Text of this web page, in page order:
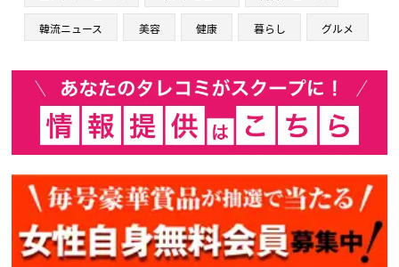
韓流ニュース 美容 健康 暮らし グルメ